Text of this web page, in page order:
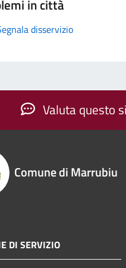
in città
disservizio
Valuta questo
Comune di Marrubiu
DI SERVIZIO